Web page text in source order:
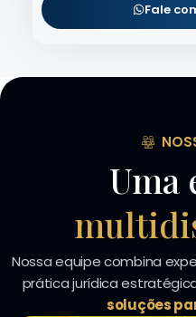
Fale
Uma
Nossa equipe combina
prática jurídica
soluções